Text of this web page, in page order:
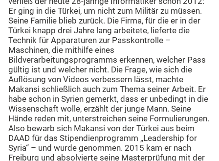
Er ging in die Türkei, um nicht zum Militär zu müssen.
Seine Familie blieb zurück. Die Firma, für die er in der
Türkei knapp drei Jahre lang arbeitete, lieferte die
Technik für Apparaturen zur Passkontrolle –
Maschinen, die mithilfe eines
Bildverarbeitungsprogramms erkennen, welcher Pass
gültig ist und welcher nicht. Die Frage, wie sich die
Auflösung von Videos verbessern lässt, machte
Makansi schließlich auch zum Thema seiner Arbeit. Er
habe schon in Syrien gemerkt, dass er unbedingt in die
Wissenschaft wolle, erzählt der junge Mann. Seine
Hände reden mit, unterstreichen seine Formulierungen.
Also bewarb sich Makansi von der Türkei aus beim
DAAD für das Stipendienprogramm „Leadership for
Syria“ – und wurde genommen. 2015 kam er nach
Freiburg und absolvierte seine Masterprüfung mit der